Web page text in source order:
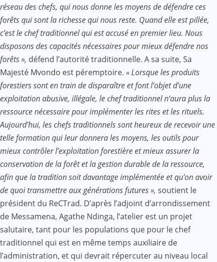
réseau des chefs, qui nous donne les moyens de défendre ces
forêts qui sont la richesse qui nous reste. Quand elle est pillée,
c’est le chef traditionnel qui est accusé en premier lieu. Nous
disposons des capacités nécessaires pour mieux défendre nos
forêts », défend l’autorité traditionnelle. A sa suite, Sa
Majesté Mvondo est péremptoire. « Lorsque les produits
forestiers sont en train de disparaître et font l’objet d’une
exploitation abusive, illégale, le chef traditionnel n’aura plus la
ressource nécessaire pour implémenter les rites et les rituels.
Aujourd’hui, les chefs traditionnels sont heureux de recevoir une
telle formation qui leur donnera les moyens, les outils pour
mieux contrôler l’exploitation forestière et mieux assurer la
conservation de la forêt et la gestion durable de la ressource,
afin que la tradition soit davantage implémentée et qu’on avoir
de quoi transmettre aux générations futures », soutient le
président du ReCTrad. D’après l’adjoint d’arrondissement
de Messamena, Agathe Ndinga, l’atelier est un projet
salutaire, tant pour les populations que pour le chef
traditionnel qui est en même temps auxiliaire de
l’administration, et qui devrait répercuter au niveau local